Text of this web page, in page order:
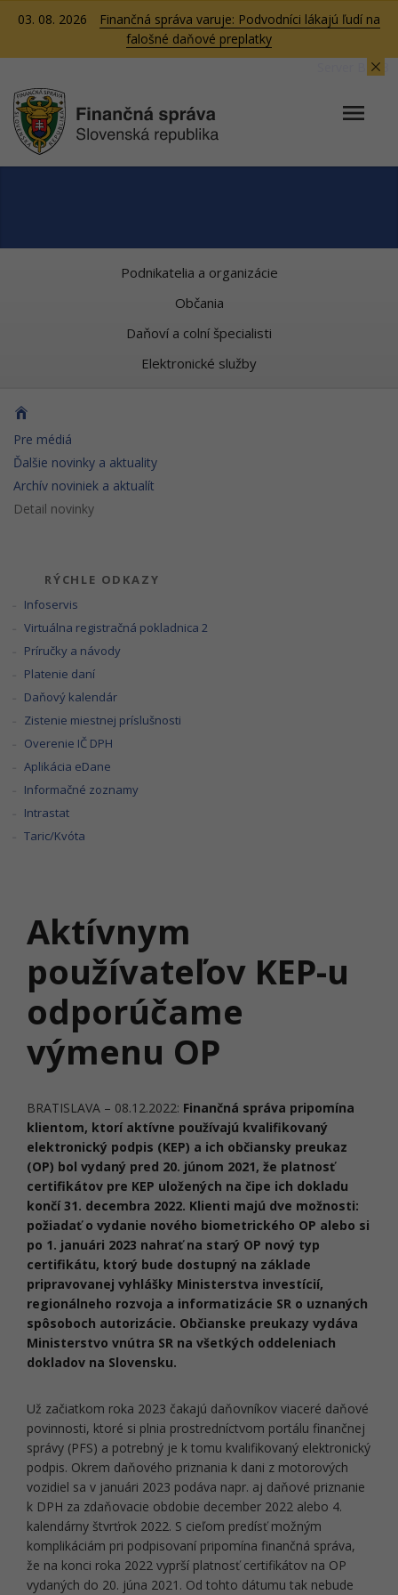
03. 08. 2026
Finančná správa varuje: Podvodníci lákajú ľudí na
falošné daňové preplatky
Server BB03
Podnikatelia a organizácie
Občania
Daňoví a colní špecialisti
Elektronické služby
Pre médiá
Ďalšie novinky a aktuality
Archív noviniek a aktualít
Detail novinky
RÝCHLE ODKAZY
Infoservis
Virtuálna registračná pokladnica 2
Príručky a návody
Platenie daní
Daňový kalendár
Zistenie miestnej príslušnosti
Overenie IČ DPH
Aplikácia eDane
Informačné zoznamy
Intrastat
Taric/Kvóta
Aktívnym
používateľov KEP-u
odporúčame
výmenu OP
BRATISLAVA – 08.12.2022: Finančná správa pripomína
klientom, ktorí aktívne používajú kvalifikovaný
elektronický podpis (KEP) a ich občiansky preukaz
(OP) bol vydaný pred 20. júnom 2021, že platnosť
certifikátov pre KEP uložených na čipe ich dokladu
končí 31. decembra 2022. Klienti majú dve možnosti:
požiadať o vydanie nového biometrického OP alebo si
po 1. januári 2023 nahrať na starý OP nový typ
certifikátu, ktorý bude dostupný na základe
pripravovanej vyhlášky Ministerstva investícií,
regionálneho rozvoja a informatizácie SR o uznaných
spôsoboch autorizácie. Občianske preukazy vydáva
Ministerstvo vnútra SR na všetkých oddeleniach
dokladov na Slovensku.
Už začiatkom roka 2023 čakajú daňovníkov viaceré daňové
povinnosti, ktoré si plnia prostredníctvom portálu finančnej
správy (PFS) a potrebný je k tomu kvalifikovaný elektronický
podpis. Okrem daňového priznania k dani z motorových
vozidiel sa v januári 2023 podáva napr. aj daňové priznanie
k DPH za zdaňovacie obdobie december 2022 alebo 4.
kalendárny štvrťrok 2022. S cieľom predísť možným
komplikáciám pri podpisovaní pripomína finančná správa,
že na konci roka 2022 vyprší platnosť certifikátov na OP
vydaných do 20. júna 2021. Od tohto dátumu tak nebude